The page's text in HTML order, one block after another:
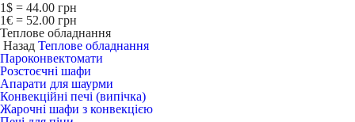
1$ = 44.00 грн
1€ = 52.00 грн
Теплове обладнання
Назад Теплове обладнання
Пароконвектомати
Розстоєчні шафи
Апарати для шаурми
Конвекційні печі (випічка)
Жарочні шафи з конвекцією